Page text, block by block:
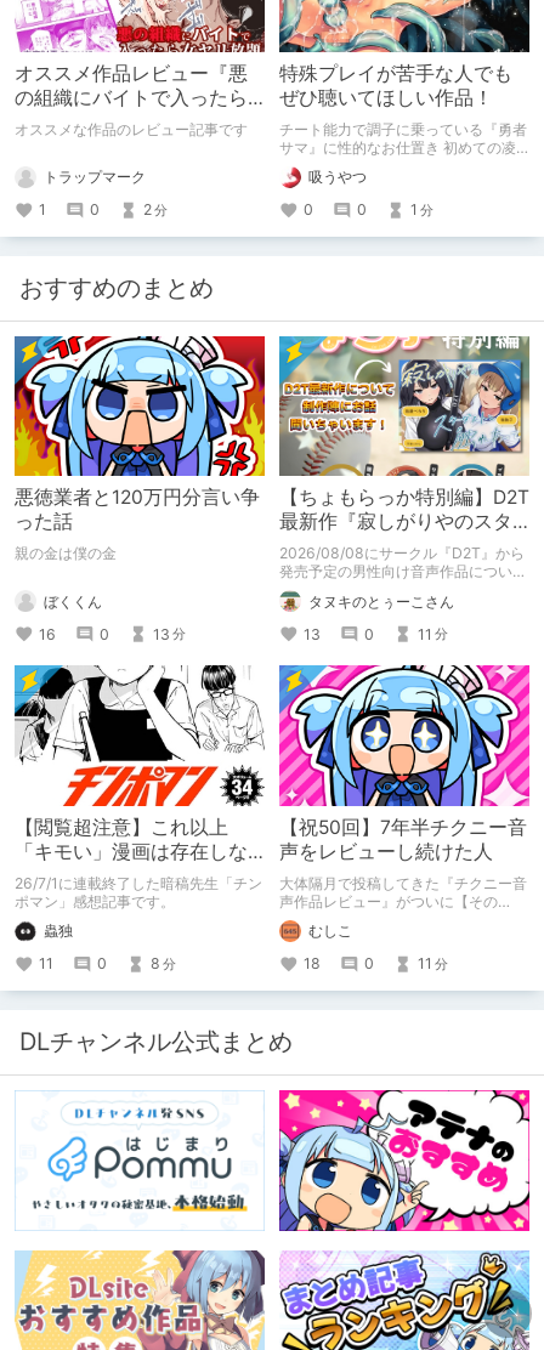
オススメ作品レビュー『悪
の組織にバイトで入ったら
女ヤリ放題なんだが?EX』
オススメな作品のレビュー記事です
トラップマーク
1
0 2分
特殊プレイが苦手な人でも
ぜひ聴いてほしい作品！
チート能力で調子に乗っている『勇者
サマ』に性的なお仕置き 初めての凌
辱&初めての触手プレイでメス堕ちし
ちゃう!?吸うやつ
0
0 1 分
おすすめのまとめ
悪徳業者と120万円分言い争
った話
親の金は僕の金
ぼくくん
16
0 13 分
【ちょもらっか特別編】D2T
最新作『寂しがりやのスタ
ーダストと触れあって』制
作陣にインタビュー！🎤
2026/08/08にサークル『D2T』から
発売予定の男性向け音声作品について
逆神ラニさんと不束こけしさんにお話
聞いちゃいました！夏コミに関する告
知もあります！
タヌキのとぅーこさん
13
0 11 分
【閲覧超注意】これ以上
「キモい」漫画は存在しな
い？チンポマンとかいう
「魂の殺人」の完成形
26/7/1に連載終了した暗稿先生「チン
ポマン」感想記事です。
蟲独
11
0 8 分
【祝50回】7年半チクニー音
声をレビューし続けた人
大体隔月で投稿してきた『チクニー音
声作品レビュー』がついに【その
50】を迎えました！ 約7年半チクニー
し続け、おシコり報告をしてきただけ
ですけど記念は記念。 皆様への感謝
を伝えたり、これまでの投稿を振り返
ります。
むしこ
18
0 11 分
DLチャンネル公式まとめ